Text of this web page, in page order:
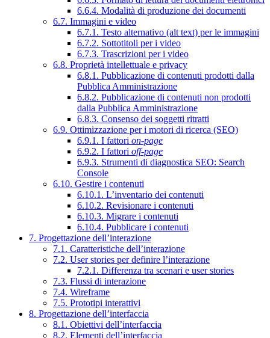
6.6.4. Modalità di produzione dei documenti
6.7. Immagini e video
6.7.1. Testo alternativo (alt text) per le immagini
6.7.2. Sottotitoli per i video
6.7.3. Trascrizioni per i video
6.8. Proprietà intellettuale e privacy
6.8.1. Pubblicazione di contenuti prodotti dalla
Pubblica Amministrazione
6.8.2. Pubblicazione di contenuti non prodotti
dalla Pubblica Amministrazione
6.8.3. Consenso dei soggetti ritratti
6.9. Ottimizzazione per i motori di ricerca (SEO)
6.9.1. I fattori on-page
6.9.2. I fattori off-page
6.9.3. Strumenti di diagnostica SEO: Search
Console
6.10. Gestire i contenuti
6.10.1. L’inventario dei contenuti
6.10.2. Revisionare i contenuti
6.10.3. Migrare i contenuti
6.10.4. Pubblicare i contenuti
7. Progettazione dell’interazione
7.1. Caratteristiche dell’interazione
7.2. User stories per definire l’interazione
7.2.1. Differenza tra scenari e user stories
7.3. Flussi di interazione
7.4. Wireframe
7.5. Prototipi interattivi
8. Progettazione dell’interfaccia
8.1. Obiettivi dell’interfaccia
8.2. Elementi dell’interfaccia